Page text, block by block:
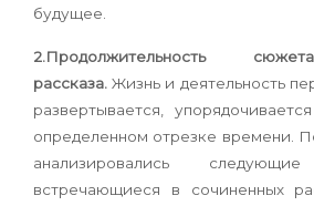
будущее.
2.Продолжительность
рассказа.Жизнь и деятельность
развертывается,
определенном отрезке времени.
анализировались
встречающиеся в сочиненных